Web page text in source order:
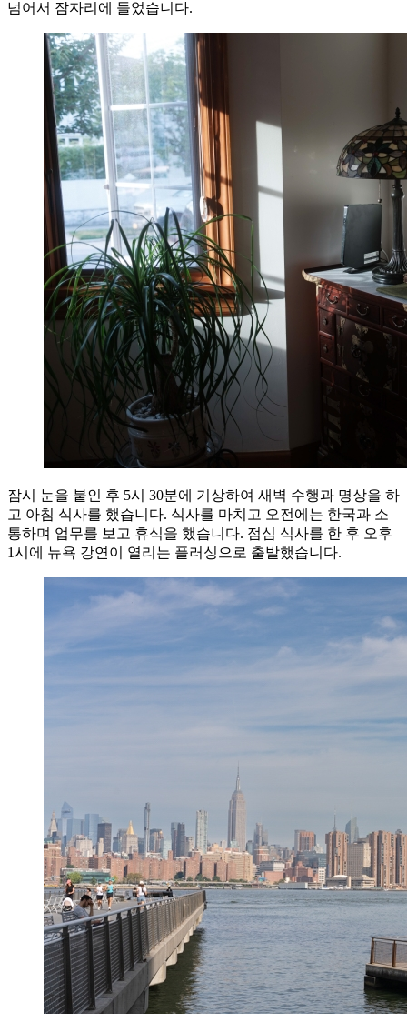
넘어서 잠자리에 들었습니다.
잠시 눈을 붙인 후 5시 30분에 기상하여 새벽 수행과 명상을 하
고 아침 식사를 했습니다. 식사를 마치고 오전에는 한국과 소
통하며 업무를 보고 휴식을 했습니다. 점심 식사를 한 후 오후
1시에 뉴욕 강연이 열리는 플러싱으로 출발했습니다.